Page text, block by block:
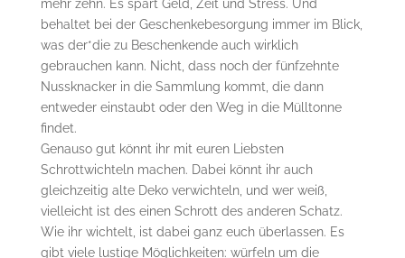
mehr zehn. Es spart Geld, Zeit und Stress. Und
behaltet bei der Geschenkebesorgung immer im Blick,
was der*die zu Beschenkende auch wirklich
gebrauchen kann. Nicht, dass noch der fünfzehnte
Nussknacker in die Sammlung kommt, die dann
entweder einstaubt oder den Weg in die Mülltonne
findet.
Genauso gut könnt ihr mit euren Liebsten
Schrottwichteln machen. Dabei könnt ihr auch
gleichzeitig alte Deko verwichteln, und wer weiß,
vielleicht ist des einen Schrott des anderen Schatz.
Wie ihr wichtelt, ist dabei ganz euch überlassen. Es
gibt viele lustige Möglichkeiten: würfeln um die